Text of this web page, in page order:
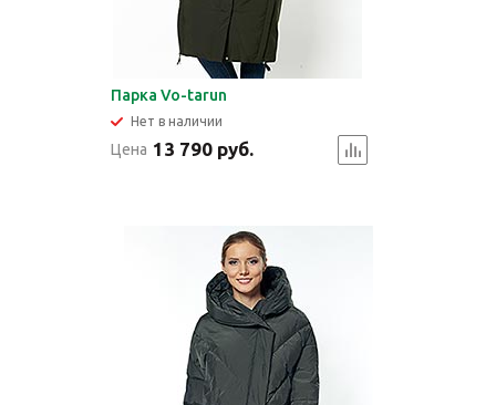
Парка Vo-tarun
Нет в наличии
Цена 13 790 руб.